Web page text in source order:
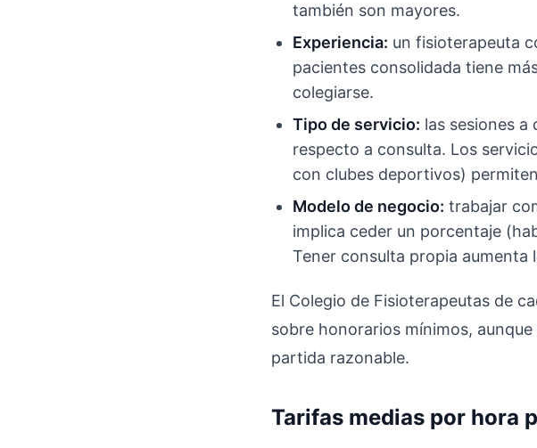
también son mayores.
Experiencia: un fisioterapeuta
pacientes consolidada tiene
colegiarse.
Tipo de servicio: las sesiones
respecto a consulta. Los
con clubes deportivos)
Modelo de negocio: trabajar
implica ceder un porcentaje
Tener consulta propia
El Colegio de Fisioterapeutas de
sobre honorarios mínimos,
partida razonable.
Tarifas medias por hora